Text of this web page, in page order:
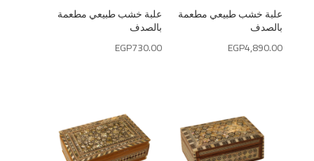
علبة خشب طبيعي مطعمة
بالصدف
EGP730.00
علبة خشب طبيعي مطعمة
بالصدف
EGP4,890.00